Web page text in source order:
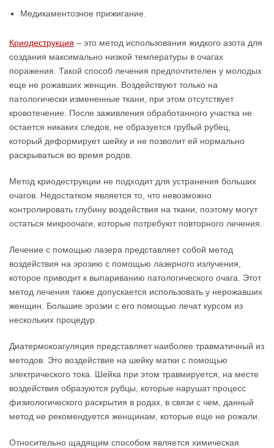
Медикаментозное прижигание.
Криодеструкция – это метод использования жидкого азота для
создания максимально низкой температуры в очагах
поражения. Такой способ лечения предпочтителен у молодых
еще не рожавших женщин. Воздействуют только на
патологически измененные ткани, при этом отсутствует
кровотечение. После заживления обработанного участка не
остается никаких следов, не образуется грубый рубец,
который деформирует шейку и не позволит ей нормально
раскрываться во время родов.
Метод криодеструкции не подходит для устранения больших
очагов. Недостатком является то, что невозможно
контролировать глубину воздействия на ткани, поэтому могут
остаться микроочаги, которые потребуют повторного лечения.
Лечение с помощью лазера представляет собой метод
воздействия на эрозию с помощью лазерного излучения,
которое приводит к выпариванию патологического очага. Этот
метод лечения также допускается использовать у нерожавших
женщин. Большие эрозии с его помощью лечат курсом из
нескольких процедур.
Диатермокоагуляция представляет наиболее травматичный из
методов. Это воздействие на шейку матки с помощью
электрического тока. Шейка при этом травмируется, на месте
воздействия образуются рубцы, которые нарушат процесс
физиологического раскрытия в родах, в связи с чем, данный
метод не рекомендуется женщинам, которые еще не рожали.
Относительно щадящим способом является химическая